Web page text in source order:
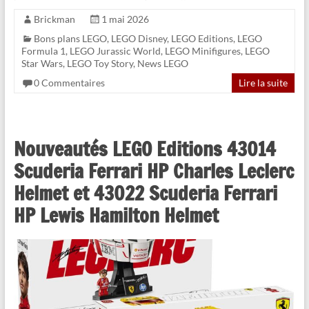
Brickman
1 mai 2026
Bons plans LEGO, LEGO Disney, LEGO Editions, LEGO
Formula 1, LEGO Jurassic World, LEGO Minifigures, LEGO
Star Wars, LEGO Toy Story, News LEGO
0 Commentaires
Lire la suite
Nouveautés LEGO Editions 43014
Scuderia Ferrari HP Charles Leclerc
Helmet et 43022 Scuderia Ferrari
HP Lewis Hamilton Helmet